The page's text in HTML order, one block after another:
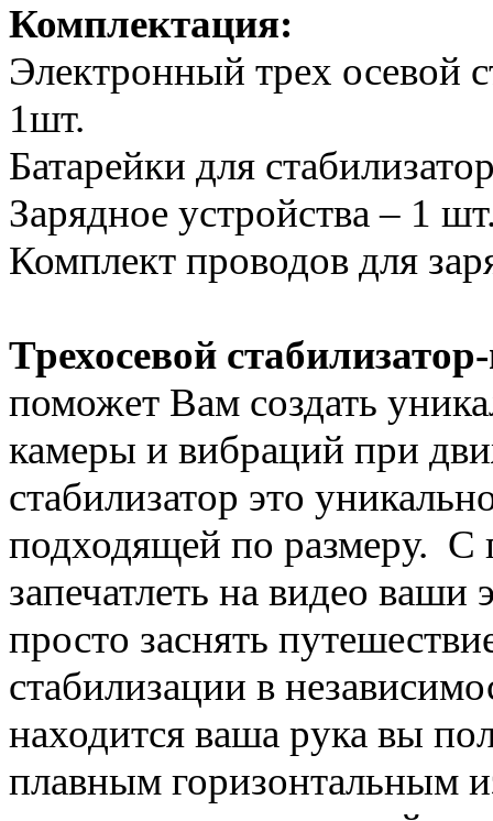
Комплектация:
Электронный трех осевой
1шт.
Батарейки для
Зарядное устройства – 1
Комплект проводов для
Трехосевой
поможет Вам создать
камеры и вибраций при
стабилизатор это
подходящей по размеру. С
запечатлеть на видео
просто заснять
стабилизации в
находится ваша рука вы
плавным горизонтальным